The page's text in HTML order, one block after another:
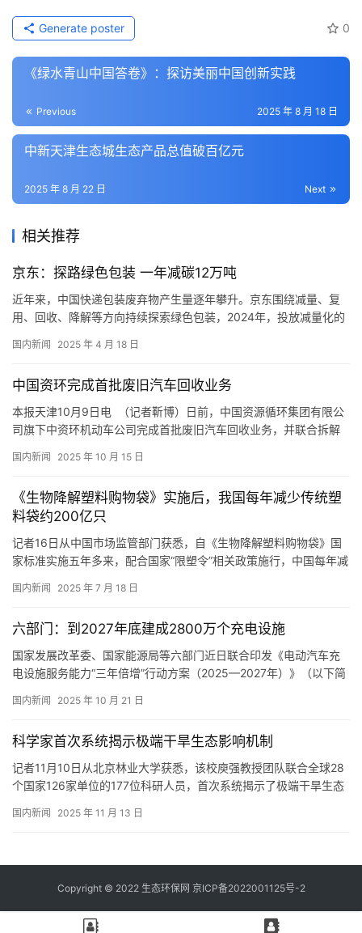
0
Generate poster
《绿水青山中国答卷》：探访美丽中国创新实践
Previous 2025 年 8 月 18 日
中新天津生态城生态产品总值破百亿元
Next
2025 年 8 月 22 日
相关推荐
京东：探路绿色包装 一年减碳12万吨
近年来，中国快递包装废弃物产生量逐年攀升。京东围绕减量、复
用、回收、降解等方向持续探索绿色包装，2024年，投放减量化的
数超过2.9亿次。2024年，京东在包装环节实现碳减排超12万吨，
力推动快递包装循环使用。目前，京东已累计在18…
国内新闻 2025 年 4 月 18 日
中国资环完成首批废旧汽车回收业务
本报天津10月9日电 （记者靳博）日前，中国资源循环集团有限公
司旗下中资环机动车公司完成首批废旧汽车回收业务，并联合拆解
动车公司循环利用新模式正式进入实践阶段。 本批次废旧汽车来自
解下来的车灯、空调控制面板等符合标准的回用件进行高价值利
用。 …
国内新闻 2025 年 10 月 15 日
《生物降解塑料购物袋》实施后，我国每年减少传统塑
料袋约200亿只
记者16日从中国市场监管部门获悉，自《生物降解塑料购物袋》国
家标准实施五年多来，配合国家“限塑令”相关政策施行，中国每年减
“白色污染”问题。 国家标准规定，生物降解塑料购物袋的原材料必
排”提供了技术支撑。 以聚乳酸（PLA）材质为例，生物…
国内新闻 2025 年 7 月 18 日
六部门：到2027年底建成2800万个充电设施
国家发展改革委、国家能源局等六部门近日联合印发《电动汽车充
电设施服务能力“三年倍增”行动方案（2025—2027年）》（以下简
充电设施，提供超3亿千瓦的公共充电容量，满足超过8000万辆电
负责人介绍，近年来我国充电基础设施快速发展，服…
国内新闻 2025 年 10 月 21 日
科学家首次系统揭示极端干旱生态影响机制
记者11月10日从北京林业大学获悉，该校庾强教授团队联合全球28
个国家126家单位的177位科研人员，首次系统揭示了极端干旱生态
在国际期刊《科学》上。 该研究通过国际干旱联网实验，在覆盖6
国内新闻 2025 年 11 月 13 日
Copyright © 2022 生态环保网 京ICP备2022001125号-2